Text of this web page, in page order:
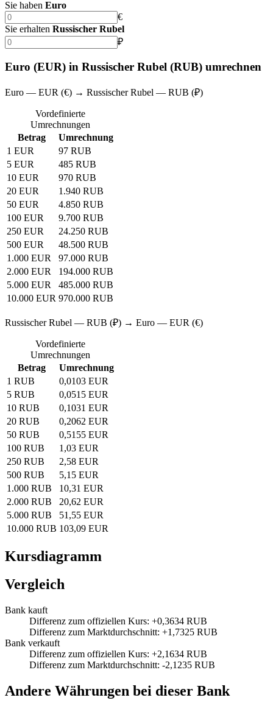
Sie haben Euro
€
Sie erhalten Russischer Rubel
₽
Euro (EUR) in Russischer Rubel (RUB) umrechnen
Euro — EUR (€) → Russischer Rubel — RUB (₽)
Vordefinierte
Umrechnungen
Betrag
Umrechnung
1 EUR
97 RUB
5 EUR
485 RUB
10 EUR
970 RUB
20 EUR
1.940 RUB
50 EUR
4.850 RUB
100 EUR
9.700 RUB
250 EUR
24.250 RUB
500 EUR
48.500 RUB
1.000 EUR
97.000 RUB
2.000 EUR
194.000 RUB
5.000 EUR
485.000 RUB
10.000 EUR 970.000 RUB
Russischer Rubel — RUB (₽) → Euro — EUR (€)
Vordefinierte
Umrechnungen
Betrag
Umrechnung
1 RUB
0,0103 EUR
5 RUB
0,0515 EUR
10 RUB
0,1031 EUR
20 RUB
0,2062 EUR
50 RUB
0,5155 EUR
100 RUB
1,03 EUR
250 RUB
2,58 EUR
500 RUB
5,15 EUR
1.000 RUB
10,31 EUR
2.000 RUB
20,62 EUR
5.000 RUB
51,55 EUR
10.000 RUB 103,09 EUR
Kursdiagramm
Vergleich
Bank kauft
Differenz zum offiziellen Kurs: +0,3634 RUB
Differenz zum Marktdurchschnitt: +1,7325 RUB
Bank verkauft
Differenz zum offiziellen Kurs: +2,1634 RUB
Differenz zum Marktdurchschnitt: -2,1235 RUB
Andere Währungen bei dieser Bank